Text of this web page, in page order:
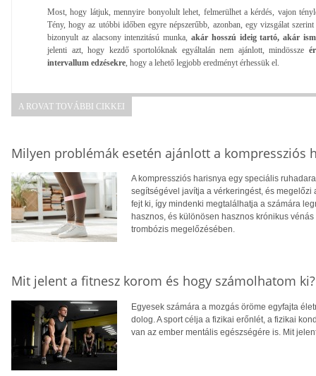
Most, hogy látjuk, mennyire bonyolult lehet, felmerülhet a kérdés, vajon
Tény, hogy az utóbbi időben egyre népszerűbb, azonban, egy vizsgálat
bizonyult az alacsony intenzitású munka, akár hosszú ideig tartó, akár
jelenti azt, hogy kezdő sportolóknak egyáltalán nem ajánlott, mindössze
intervallum edzésekre , hogy a lehető legjobb eredményt érhessük el.
A ROVAT TOVÁBBI CIKKEI
Milyen problémák esetén ajánlott a kompressziós
A kompressziós harisnya egy speciális
segítségével javítja a vérkeringést, és
fejt ki, így mindenki megtalálhatja a számára
hasznos, és különösen hasznos krónikus
trombózis megelőzésében.
Mit jelent a fitnesz korom és hogy számolhatom ki?
Egyesek számára a mozgás öröme egyfajta
dolog. A sport célja a fizikai erőnlét, a fizikai
van az ember mentális egészségére is. Mit